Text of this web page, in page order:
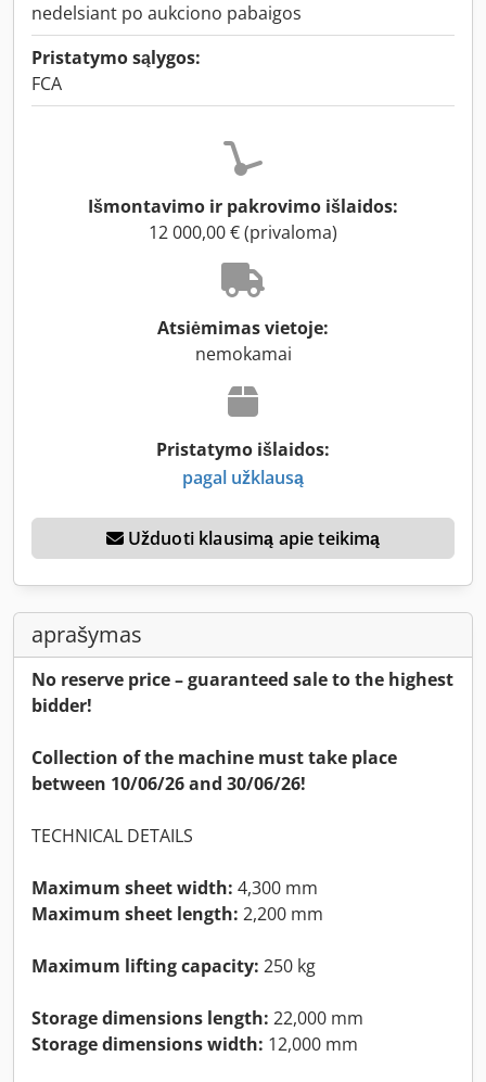
nedelsiant po aukciono pabaigos
Pristatymo sąlygos:
FCA
Išmontavimo ir pakrovimo išlaidos:
12 000,00 € (privaloma)
Atsiėmimas vietoje:
nemokamai
Pristatymo išlaidos:
pagal užklausą
Užduoti klausimą apie teikimą
aprašymas
No reserve price – guaranteed sale to the highest
bidder!
Collection of the machine must take place
between 10/06/26 and 30/06/26!
TECHNICAL DETAILS
Maximum sheet width: 4,300 mm
Maximum sheet length: 2,200 mm
Maximum lifting capacity: 250 kg
Storage dimensions length: 22,000 mm
Storage dimensions width: 12,000 mm